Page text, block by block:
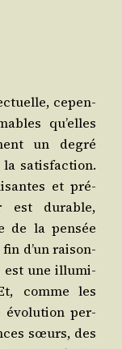
cepen­
qu’elles
un degré
satis­fac­tion.
et pré­
est durable,
de la pen­sée
d’un rai­son­
est une illu­mi­
comme les
évo­lu­tion per­
sœurs, des